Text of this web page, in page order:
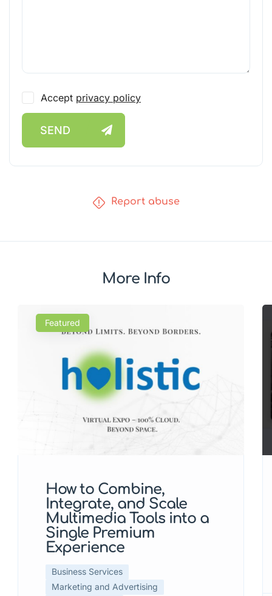
Accept privacy policy
SEND
Report abuse
More Info
Featured
How to Combine,
Integrate, and Scale
Multimedia Tools into a
Single Premium
Experience
Business Services
Marketing and Advertising